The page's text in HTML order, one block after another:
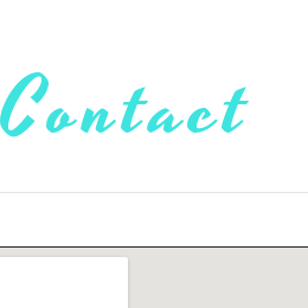
Contact